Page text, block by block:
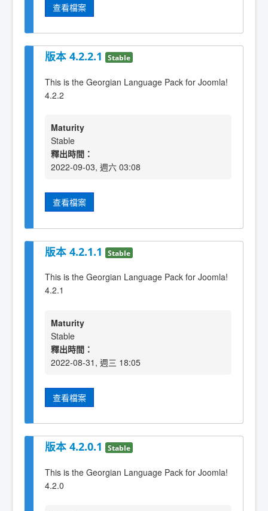
查看檔案
版本 4.2.2.1 Stable
This is the Georgian Language Pack for Joomla!
4.2.2
Maturity
Stable
釋出時間：
2022-09-03, 週六 03:08
查看檔案
版本 4.2.1.1 Stable
This is the Georgian Language Pack for Joomla!
4.2.1
Maturity
Stable
釋出時間：
2022-08-31, 週三 18:05
查看檔案
版本 4.2.0.1 Stable
This is the Georgian Language Pack for Joomla!
4.2.0